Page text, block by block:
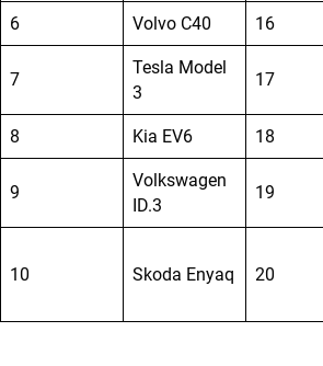
6 Volvo C40 16
7
Tesla Model
3
17
8 Kia EV6 18
9
Volkswagen
ID.3
19
10 Skoda Enyaq 20